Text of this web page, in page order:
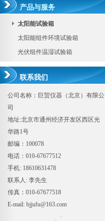
产品与服务
太阳能试验箱
太阳能组件环境试验箱
光伏组件温湿试验箱
联系我们
公司名称：巨贸仪器（北京）有限公
司
地址:北京市通州经济开发区西区光
华路1号
邮编：100078
电话：010-67677512
手机: 18610631478
联系人: 李先生
传真：010-67677518
E-mail: bjjufu@163.com